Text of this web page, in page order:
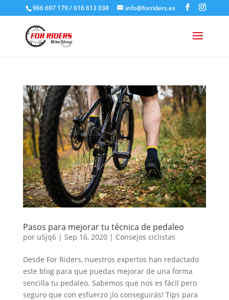
966 697 179 / 616 613 038 info@forriders.es
Pasos para mejorar tu técnica de pedaleo
por u5jq6| Sep 16, 2020| Consejos ciclistas
Desde For Riders, nuestros expertos han redactado
este blog para que puedas mejorar de una forma
sencilla tu pedaleo. Sabemos que nos es fácil pero
seguro que con esfuerzo ¡lo conseguirás! Tips para